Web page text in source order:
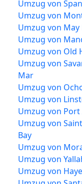
Umzug von
Umzug von
Umzug von May
Umzug von
Umzug von Old
Umzug von
Mar
Umzug von
Umzug von
Umzug von
Umzug von
Bay
Umzug von
Umzug von
Umzug von